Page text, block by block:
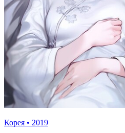
Корея • 2019